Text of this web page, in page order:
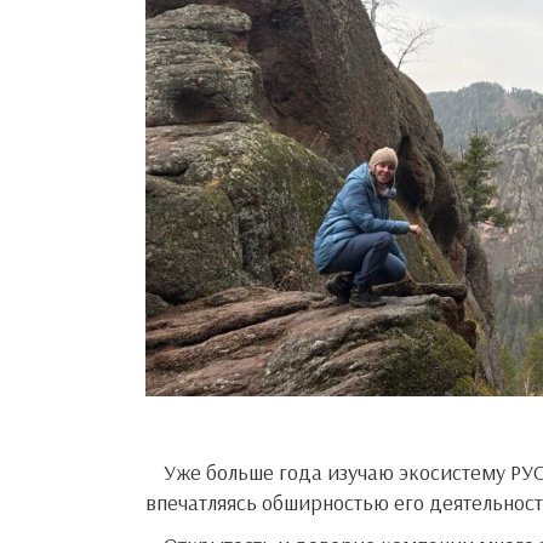
Уже больше года изучаю экосистему РУСАЛа и Эн+, посещая города присутствия холдинга, всё больше
впечатляясь обширностью его